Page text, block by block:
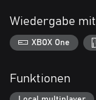
Wiedergabe mit
XBOX One
Funktionen